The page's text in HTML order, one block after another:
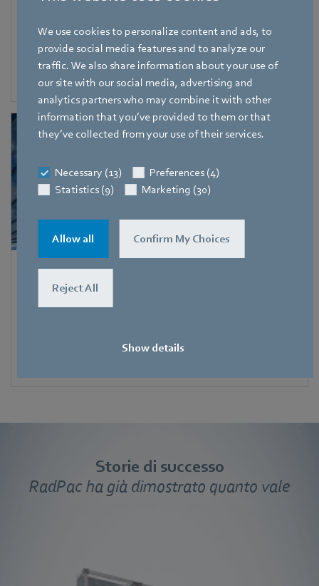
We use cookies to personalize content and ads, to
provide social media features and to analyze our
traffic. We also share information about your use of
our site with our social media, advertising and
analytics partners who may combine it with other
information that you’ve provided to them or that
they’ve collected from your use of their services.
Necessary (13)
Preferences (4)
Statistics (9)
Marketing (30)
Allow all Confirm My Choices
Reject All
Show details
grandi edifici
Requisiti essenziali: aumento della pressione statica,
compattezza, elevate portate d'aria
Applicazioni a idrogeno, gas e petrolio -
ATEX
Storie di successo
RadPac ha già dimostrato quanto vale